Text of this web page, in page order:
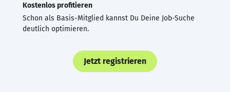
Kostenlos profitieren
Schon als Basis-Mitglied kannst Du Deine Job-Suche
deutlich optimieren.
Jetzt registrieren